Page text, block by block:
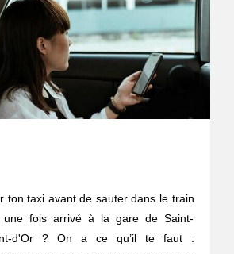
ton taxi avant de sauter dans le train
une fois arrivé à la gare de Saint-
d'Or ? On a ce qu’il te faut :